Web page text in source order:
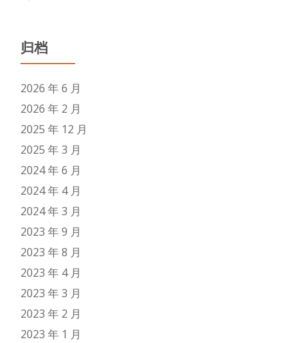
归档
2026 年 6 月
2026 年 2 月
2025 年 12 月
2025 年 3 月
2024 年 6 月
2024 年 4 月
2024 年 3 月
2023 年 9 月
2023 年 8 月
2023 年 4 月
2023 年 3 月
2023 年 2 月
2023 年 1 月